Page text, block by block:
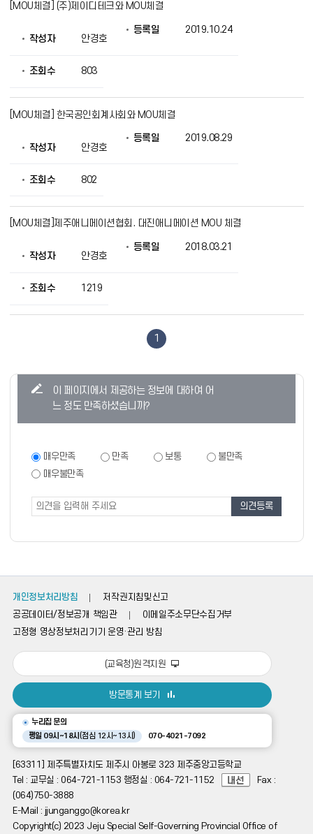
[MOU체결] (주)제이디테크와 MOU체결
작성자 안경호
등록일 2019.10.24
조회수 803
[MOU체결] 한국공인회계사회와 MOU체결
작성자 안경호
등록일 2019.08.29
조회수 802
[MOU체결]제주애니메이션협회. 대진애니메이션 MOU 체결
작성자 안경호
등록일 2018.03.21
조회수 1219
1
이 페이지에서 제공하는 정보에 대하여 어
느 정도 만족하셨습니까?
만
족
조
사
매우만족 만족 보통
불만족
매우불만족
개인정보처리방침
저작권지침및신고
공공데이터/정보공개 책임관
이메일주소무단수집거부
고정형 영상정보처리기기 운영·관리 방침
(교육청)원격지원
방문통계 보기
누리집 문의
평일 09시~18시 (점심 12시~13시) 070-4021-7092
[63311] 제주특별자치도 제주시 아봉로 323 제주중앙고등학교
Tel : 교무실 : 064-721-1153 행정실 : 064-721-1152
Fax :
(064)750-3888
E-Mail : jjunganggo@korea.kr
Copyright(c) 2023 Jeju Special Self-Governing Provincial Office of